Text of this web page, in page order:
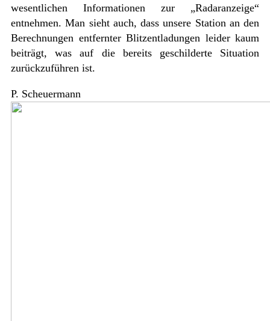
wesentlichen Informationen zur „Radaranzeige“
entnehmen. Man sieht auch, dass unsere Station an den
Berechnungen entfernter Blitzentladungen leider kaum
beiträgt, was auf die bereits geschilderte Situation
zurückzuführen ist.
P. Scheuermann